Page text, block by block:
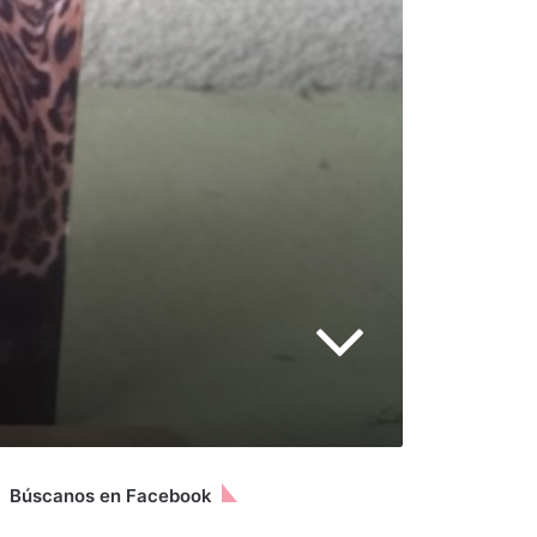
Búscanos en Facebook